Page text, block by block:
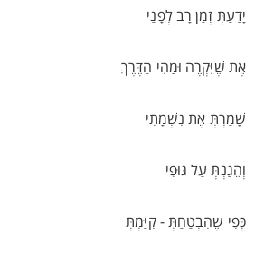
יָדַעַתְּ זְמַן רָב לְפָנַי
אֶת שֶׁיִּקְרֶה וּמַהִי הַדֶּרֶךְ
שָׁמַרְתְּ אֶת נִשְׁמָתִי
וְהֵגַנְתְּ עַל גּוּפִי
כְּפִי שֶׁהִבְטַחַתְּ - קִיַּמְתְּ